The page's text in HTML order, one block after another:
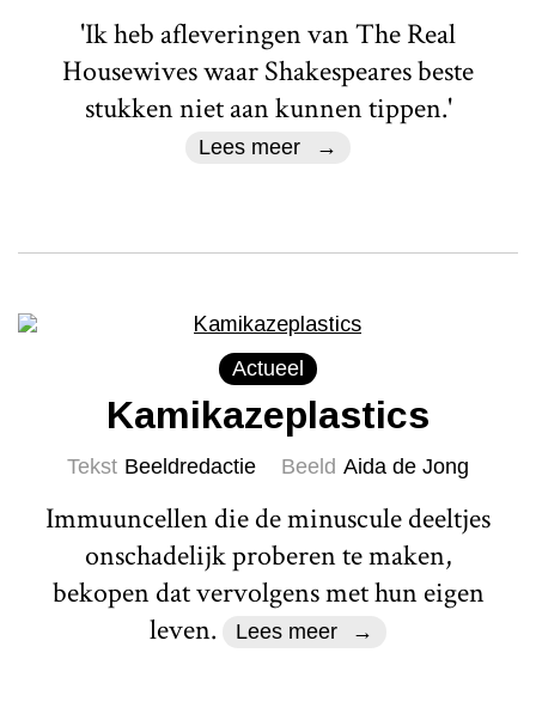
'Ik heb afleveringen van The Real
Housewives waar Shakespeares beste
stukken niet aan kunnen tippen.'
Lees meer
Actueel
Kamikazeplastics
Tekst Beeldredactie Beeld Aida de Jong
Immuuncellen die de minuscule deeltjes
onschadelijk proberen te maken,
bekopen dat vervolgens met hun eigen
leven.
Lees meer